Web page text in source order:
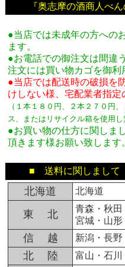
『奥志摩の酒商人べ
●当店では未成年の方への
ます。
●お電話での御注文は間違
注文には買い物カゴを御利
●当店では配送時の破損を
けしない様、宅配業者指定
（１本１８０円、２本２７０円
ス、またはリサイクル箱を使用し
●お買い物の仕方に関しま
頂きます様お願い致します
■ 送料に関しまし
北海道 北海道
東 北
青森・秋田
宮城・山形
信 越 新潟・長野
北 陸 富山・石川